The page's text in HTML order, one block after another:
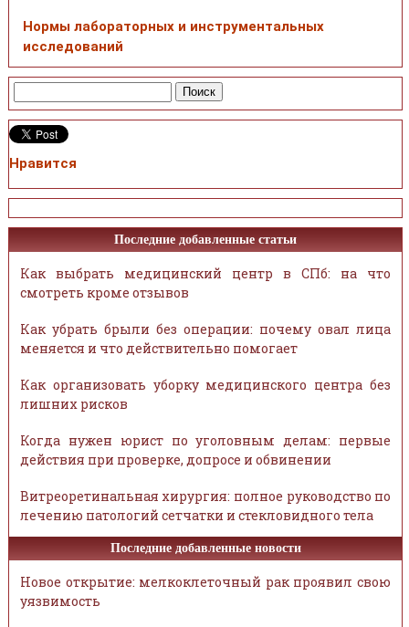
Нормы лабораторных и инструментальных
исследований
Нравится
Последние добавленные статьи
Как выбрать медицинский центр в СПб: на что
смотреть кроме отзывов
Как убрать брыли без операции: почему овал лица
меняется и что действительно помогает
Как организовать уборку медицинского центра без
лишних рисков
Когда нужен юрист по уголовным делам: первые
действия при проверке, допросе и обвинении
Витреоретинальная хирургия: полное руководство по
лечению патологий сетчатки и стекловидного тела
Последние добавленные новости
Новое открытие: мелкоклеточный рак проявил свою
уязвимость